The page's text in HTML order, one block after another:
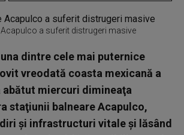
a suferit distrugeri masive
dintre cele mai puternice
vreodată coasta mexicană a
abătut miercuri dimineaţa
staţiunii balneare Acapulco,
şi infrastructuri vitale şi lăsând